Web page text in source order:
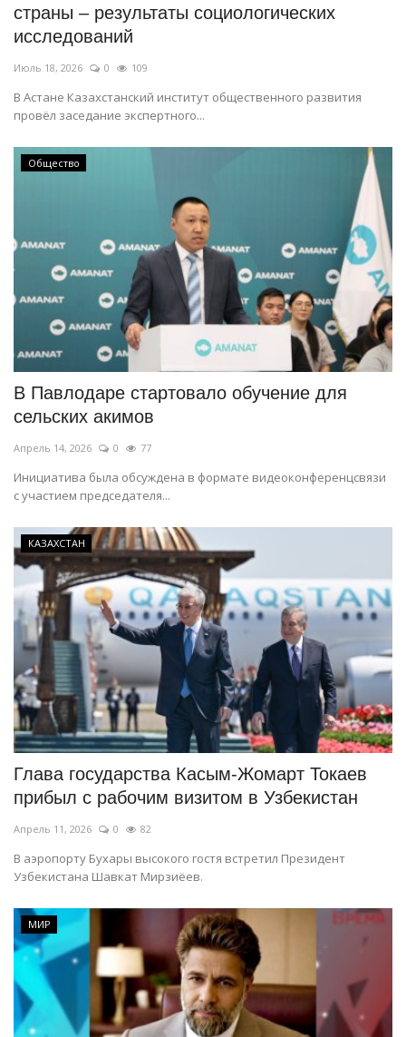
страны – результаты социологических
исследований
Июль 18, 2026 0 109
В Астане Казахстанский институт общественного развития
провёл заседание экспертного...
Общество
В Павлодаре стартовало обучение для
сельских акимов
Апрель 14, 2026 0 77
Инициатива была обсуждена в формате видеоконференцсвязи
с участием председателя...
КАЗАХСТАН
Глава государства Касым-Жомарт Токаев
прибыл с рабочим визитом в Узбекистан
Апрель 11, 2026 0 82
В аэропорту Бухары высокого гостя встретил Президент
Узбекистана Шавкат Мирзиёев.
МИР